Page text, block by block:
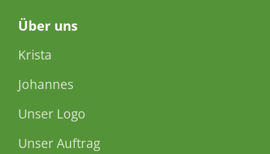
Über uns
Krista
Johannes
Unser Logo
Unser Auftrag